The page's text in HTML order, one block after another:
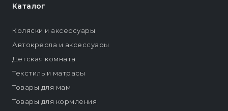
Каталог
Коляски и аксессуары
Автокресла и аксессуары
Детская комната
Текстиль и матрасы
Товары для мам
Товары для кормления